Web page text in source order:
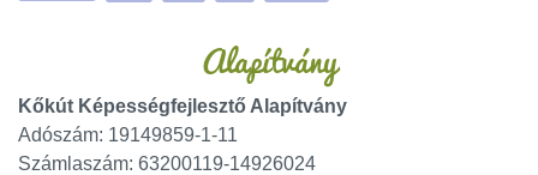
Alapítvány
Kőkút Képességfejlesztő Alapítvány
Adószám: 19149859-1-11
Számlaszám: 63200119-14926024